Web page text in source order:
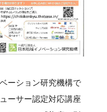
ーション研究機構で
ーサー認定対応講座